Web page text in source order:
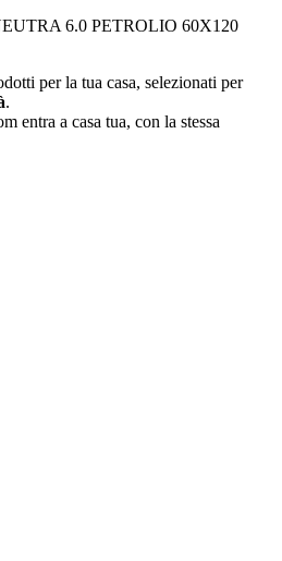
6.0 PETROLIO 60X120
per la tua casa, selezionati per
.
entra a casa tua, con la stessa